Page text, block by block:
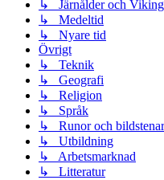
↳ Järnålder och
↳ Medeltid
↳ Nyare tid
Övrigt
↳ Teknik
↳ Geografi
↳ Religion
↳ Språk
↳ Runor och bildstenar
↳ Utbildning
↳ Arbetsmarknad
↳ Litteratur